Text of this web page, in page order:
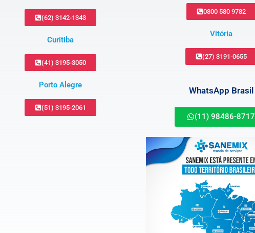
(62) 3142-1343
Curitiba
(41) 3195-3050
Porto Alegre
(51) 3195-2061
0800 580 9782
Vitória
(27) 3191-0655
WhatsApp Brasil
(11) 98486-8717